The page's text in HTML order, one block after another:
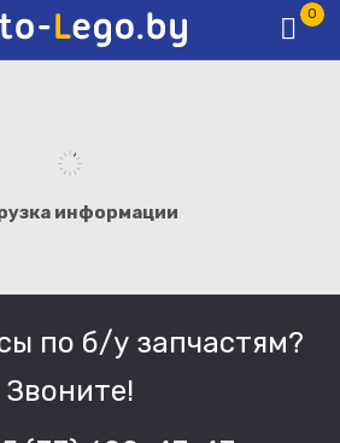
0
информации
по б/у запчастям?
Звоните!